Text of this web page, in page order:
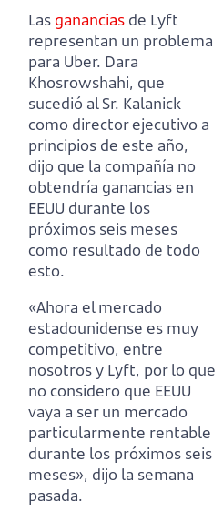
Las ganancias de Lyft
representan un problema
para Uber. Dara
Khosrowshahi, que
sucedió al Sr. Kalanick
como director ejecutivo a
principios de este año,
dijo que la compañía no
obtendría ganancias en
EEUU durante los
próximos seis meses
como resultado de todo
esto.
«Ahora el mercado
estadounidense es muy
competitivo, entre
nosotros y Lyft, por lo que
no considero que EEUU
vaya a ser un mercado
particularmente rentable
durante los próximos seis
meses», dijo la semana
pasada.